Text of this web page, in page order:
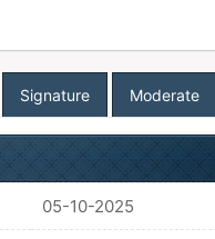
Signature Moderate
05-10-2025